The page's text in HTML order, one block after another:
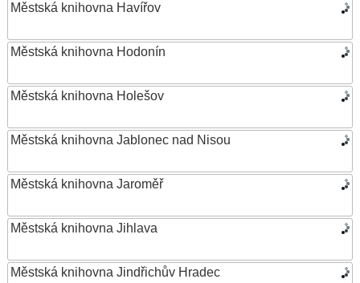
Městská knihovna Havířov
Městská knihovna Hodonín
Městská knihovna Holešov
Městská knihovna Jablonec nad Nisou
Městská knihovna Jaroměř
Městská knihovna Jihlava
Městská knihovna Jindřichův Hradec